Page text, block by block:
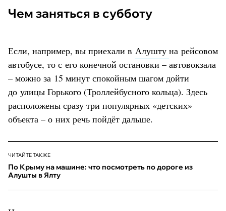
Чем заняться в субботу
Если, например, вы приехали в Алушту на рейсовом
автобусе, то с его конечной остановки – автовокзала
– можно за 15 минут спокойным шагом дойти
до улицы Горького (Троллейбусного кольца). Здесь
расположены сразу три популярных «детских»
объекта – о них речь пойдёт дальше.
ЧИТАЙТЕ ТАКЖЕ
По Крыму на машине: что посмотреть по дороге из
Алушты в Ялту